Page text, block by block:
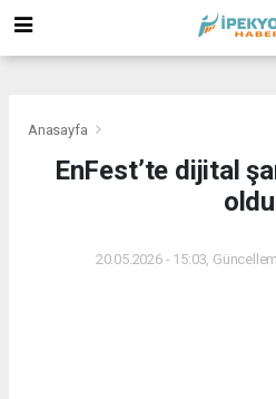
Anasayfa
EnFest’te dijital
oldu
20.05.2026 - 15:03,